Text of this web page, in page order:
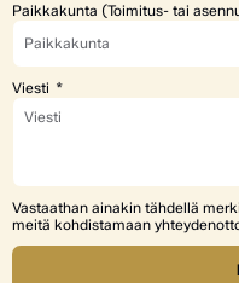
Paikkakunta (Toimitus- tai
Viesti
Vastaathan ainakin tähdellä
meitä kohdistamaan